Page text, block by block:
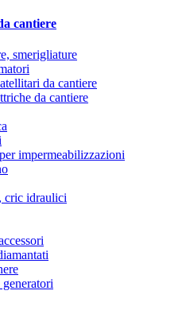
cantiere
smerigliature
da cantiere
da cantiere
impermeabilizzazioni
cric idraulici